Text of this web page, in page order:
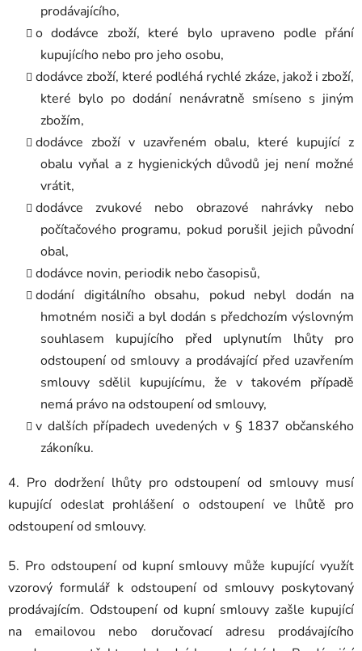
prodávajícího,
o dodávce zboží, které bylo upraveno podle přání
kupujícího nebo pro jeho osobu,
dodávce zboží, které podléhá rychlé zkáze, jakož i zboží,
které bylo po dodání nenávratně smíseno s jiným
zbožím,
dodávce zboží v uzavřeném obalu, které kupující z
obalu vyňal a z hygienických důvodů jej není možné
vrátit,
dodávce zvukové nebo obrazové nahrávky nebo
počítačového programu, pokud porušil jejich původní
obal,
dodávce novin, periodik nebo časopisů,
dodání digitálního obsahu, pokud nebyl dodán na
hmotném nosiči a byl dodán s předchozím výslovným
souhlasem kupujícího před uplynutím lhůty pro
odstoupení od smlouvy a prodávající před uzavřením
smlouvy sdělil kupujícímu, že v takovém případě
nemá právo na odstoupení od smlouvy,
v dalších případech uvedených v § 1837 občanského
zákoníku.
4. Pro dodržení lhůty pro odstoupení od smlouvy musí
kupující odeslat prohlášení o odstoupení ve lhůtě pro
odstoupení od smlouvy.
5. Pro odstoupení od kupní smlouvy může kupující využít
vzorový formulář k odstoupení od smlouvy poskytovaný
prodávajícím. Odstoupení od kupní smlouvy zašle kupující
na emailovou nebo doručovací adresu prodávajícího